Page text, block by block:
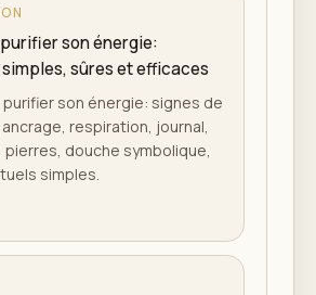
son énergie:
sûres et efficaces
purifier son énergie: signes de
respiration, journal,
pierres, douche symbolique,
simples.